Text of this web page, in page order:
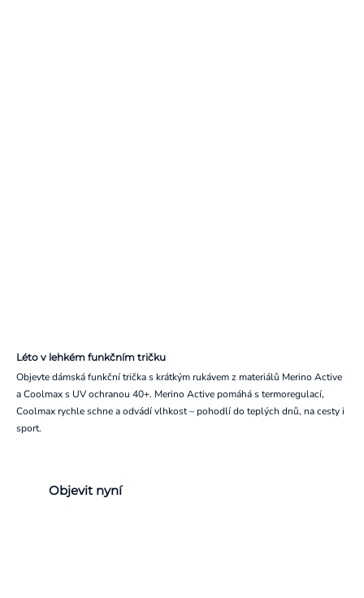
Léto v lehkém funkčním tričku
Objevte dámská funkční trička s krátkým rukávem z materiálů Merino Active
a Coolmax s UV ochranou 40+. Merino Active pomáhá s termoregulací,
Coolmax rychle schne a odvádí vlhkost – pohodlí do teplých dnů, na cesty i
sport.
Objevit nyní